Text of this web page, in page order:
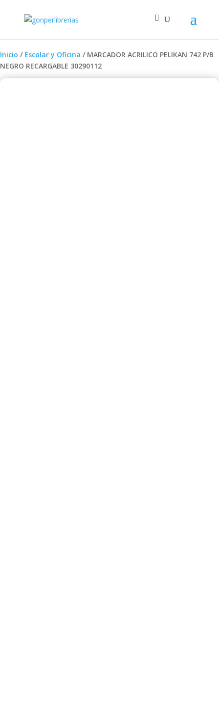
Inicio / Escolar y Oficina / MARCADOR ACRILICO PELIKAN 742 P/B
NEGRO RECARGABLE 30290112